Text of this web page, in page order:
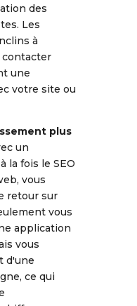
des
Les
à
contacter
une
votre site ou
plus
un
la fois le SEO
vous
retour sur
vous
application
vous
d'une
ce qui